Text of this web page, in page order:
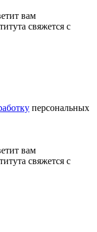
вам
свяжется с
персональных
вам
свяжется с